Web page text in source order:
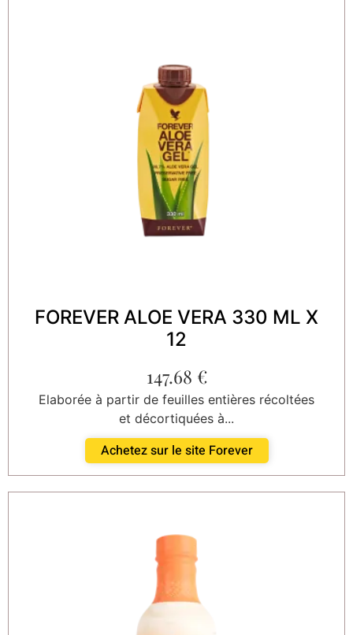
FOREVER ALOE VERA 330 ML X
12
147.68 €
Elaborée à partir de feuilles entières récoltées
et décortiquées à...
Achetez sur le site Forever